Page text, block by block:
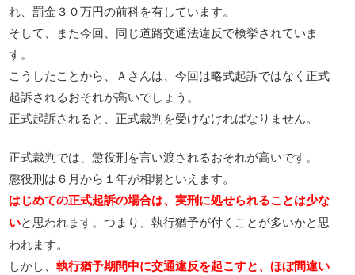
れ、罰金３０万円の前科を有しています。
そして、また今回、同じ道路交通法違反で検挙されていま
す。
こうしたことから、Ａさんは、今回は略式起訴ではなく正式
起訴されるおそれが高いでしょう。
正式起訴されると、正式裁判を受けなければなりません。
正式裁判では、懲役刑を言い渡されるおそれが高いです。
懲役刑は６月から１年が相場といえます。
はじめての正式起訴の場合は、実刑に処せられることは少な
いと思われます。つまり、執行猶予が付くことが多いかと思
われます。
しかし、執行猶予期間中に交通違反を起こすと、ほぼ間違い